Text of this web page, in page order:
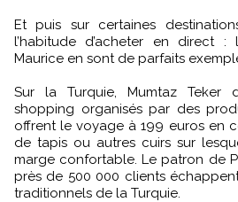
Et puis sur certaines
l’habitude d’acheter en direct :
Maurice en sont de parfaits
Sur la Turquie, Mumtaz Teker
shopping organisés par des
offrent le voyage à 199 euros en
de tapis ou autres cuirs sur
marge confortable. Le patron de
près de 500 000 clients
traditionnels de la Turquie.